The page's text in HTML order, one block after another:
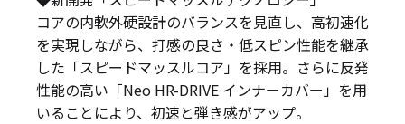
コアの内軟外硬設計のバランスを見直し、高初速化
を実現しながら、打感の良さ・低スピン性能を継承
した「スピードマッスルコア」を採用。さらに反発
性能の高い「Neo HR-DRIVE インナーカバー」を用
いることにより、初速と弾き感がアップ。